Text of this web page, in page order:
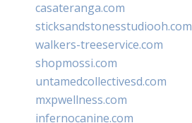
casateranga.com
sticksandstonesstudiooh.com
walkers-treeservice.com
shopmossi.com
untamedcollectivesd.com
mxpwellness.com
infernocanine.com